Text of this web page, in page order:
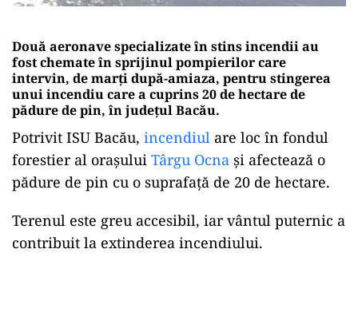
Două aeronave specializate în stins incendii au
fost chemate în sprijinul pompierilor care
intervin, de marți după-amiaza, pentru stingerea
unui incendiu care a cuprins 20 de hectare de
pădure de pin, în județul Bacău.
Potrivit ISU Bacău, incendiul are loc în fondul
forestier al orașului Târgu Ocna și afectează o
pădure de pin cu o suprafață de 20 de hectare.
Terenul este greu accesibil, iar vântul puternic a
contribuit la extinderea incendiului.